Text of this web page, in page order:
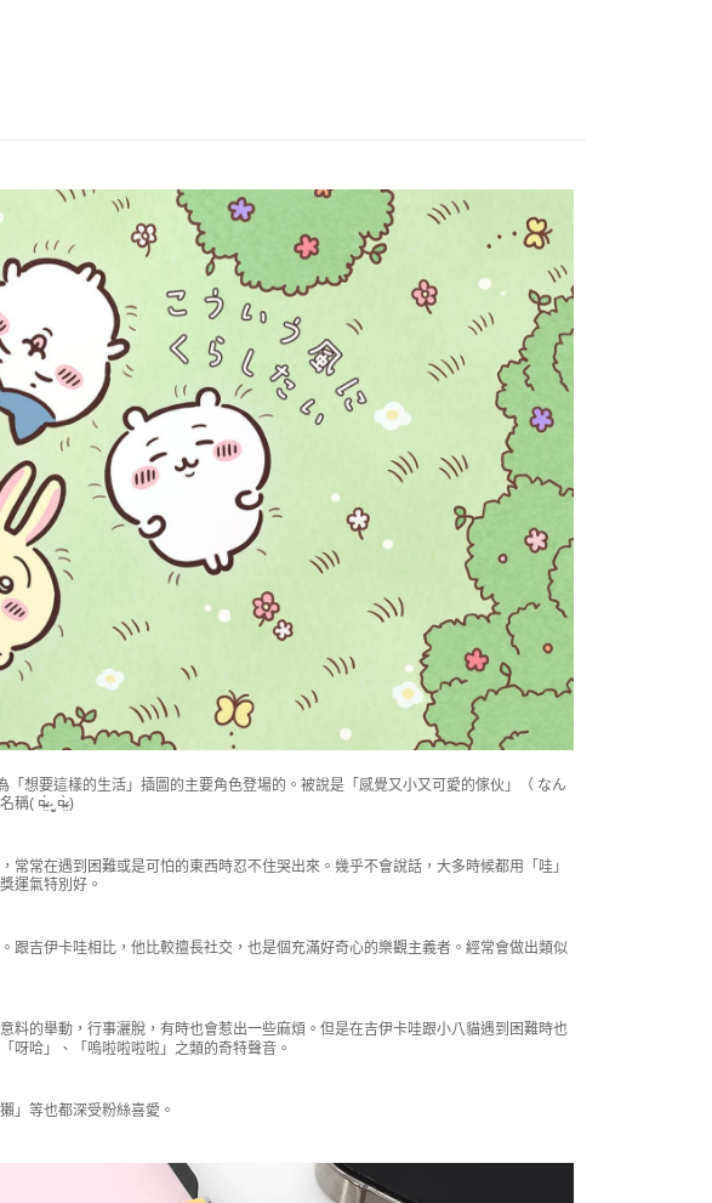
求債權轉讓予恩沛科技股份有限公司。
２．關於個人資料處理事宜，請瀏覽以下網址：
https://aftee.tw/terms/#terms3
３．未成年的使用者請事先徵得法定代理人或監護人之同意方可使用
「AFTEE先享後付」，若未經同意申辦者引起之損失，本公司不負相關責
任。
４．使用「AFTEE先享後付」時，將依據個別帳號之用戶狀況，依本公司
即時審查核予不同之上限額度；若仍有額度不足之情形，本公司將視審查
結果請求用戶進行身份認證。
５．嚴禁一人註冊多個帳號或使用他人資訊註冊。若發現惡意使用之情
形，恩沛科技股份有限公司將有權停止該用戶之使用額度並採取法律行
動。
國家/地區配送 查看運費
想要這樣的生活」插圖的主要角色登場的。被說是「感覺又小又可愛的傢伙」（ なん
稱( ¤̴̶̷̤́ ‧̫̮ ¤̴̶̷̤̀ )
常在遇到困難或是可怕的東西時忍不住哭出來。幾乎不會說話，大多時候都用「哇」
運氣特別好。
跟吉伊卡哇相比，他比較擅長社交，也是個充滿好奇心的樂觀主義者。經常會做出類似
料的舉動，行事灑脫，有時也會惹出一些麻煩。但是在吉伊卡哇跟小八貓遇到困難時也
呀哈」、「嗚啦啦啦啦」之類的奇特聲音。
」等也都深受粉絲喜愛。